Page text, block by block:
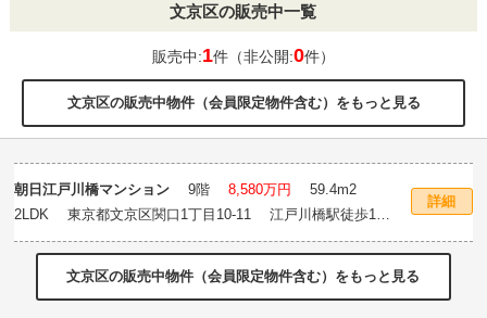
文京区の販売中一覧
販売中:1件（非公開:0件）
文京区の販売中物件（会員限定物件含む）をもっと見る
朝日江戸川橋マンション 9階8,580万円 59.4m2
2LDK 東京都文京区関口1丁目10-11 江戸川橋駅徒歩1
分
詳細
文京区の販売中物件（会員限定物件含む）をもっと見る